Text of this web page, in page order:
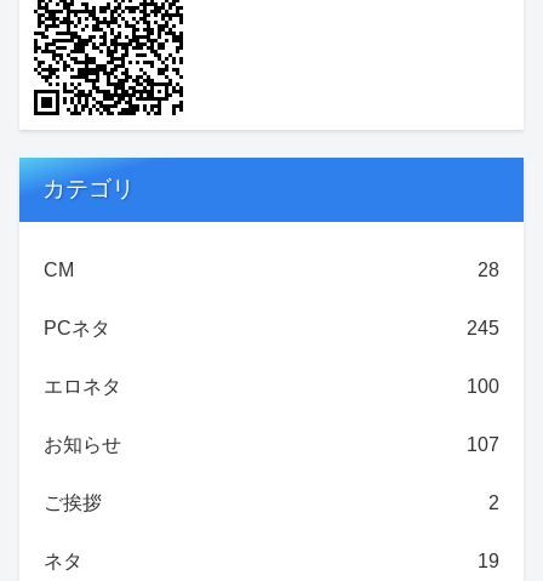
カテゴリ
CM 28
PCネタ 245
エロネタ 100
お知らせ 107
ご挨拶 2
ネタ 19